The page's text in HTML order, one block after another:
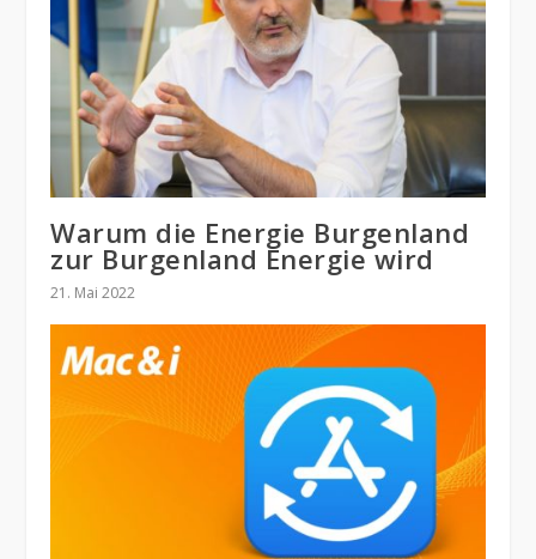
Warum die Energie Burgenland
zur Burgenland Energie wird
21. Mai 2022